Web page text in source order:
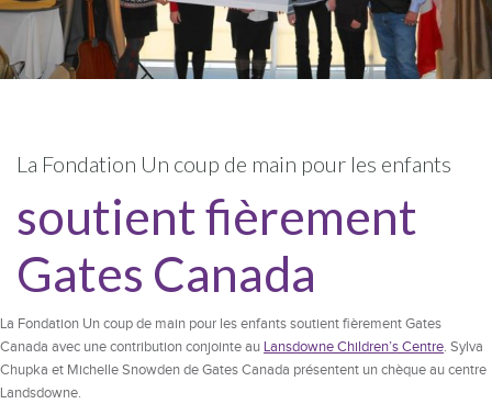
La Fondation Un coup de main pour les enfants
soutient fièrement
Gates Canada
La Fondation Un coup de main pour les enfants soutient fièrement Gates
Canada avec une contribution conjointe auLansdowne Children’s Centre. Sylva
Chupka et Michelle Snowden de Gates Canada présentent un chèque au centre
Landsdowne.